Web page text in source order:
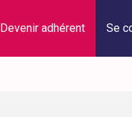
Devenir adhérent Se